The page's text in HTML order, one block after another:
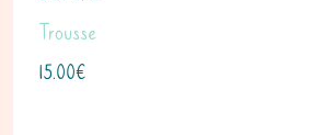
Trousse
15.00€